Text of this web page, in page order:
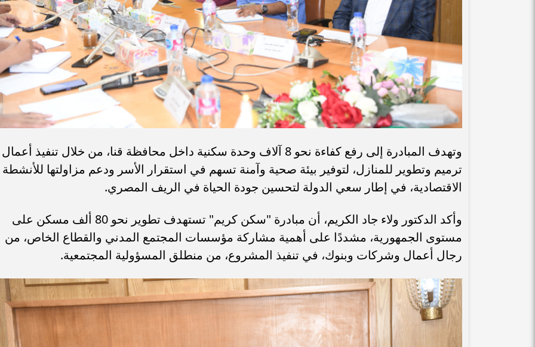
وتهدف المبادرة إلى رفع كفاءة نحو 8 آلاف وحدة سكنية داخل محافظة قنا، من خلال تنفيذ أعمال
ترميم وتطوير للمنازل، لتوفير بيئة صحية وآمنة تسهم في استقرار الأسر ودعم مزاولتها للأنشطة
الاقتصادية، في إطار سعي الدولة لتحسين جودة الحياة في الريف المصري.
وأكد الدكتور ولاء جاد الكريم، أن مبادرة "سكن كريم" تستهدف تطوير نحو 80 ألف مسكن على
مستوى الجمهورية، مشددًا على أهمية مشاركة مؤسسات المجتمع المدني والقطاع الخاص، من
رجال أعمال وشركات وبنوك، في تنفيذ المشروع، من منطلق المسؤولية المجتمعية.